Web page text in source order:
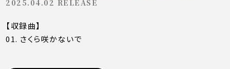
2025.04.02 RELEASE
【収録曲】
01. さくら咲かないで